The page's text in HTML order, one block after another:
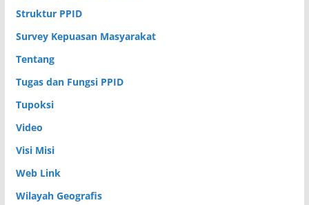
Struktur PPID
Survey Kepuasan Masyarakat
Tentang
Tugas dan Fungsi PPID
Tupoksi
Video
Visi Misi
Web Link
Wilayah Geografis